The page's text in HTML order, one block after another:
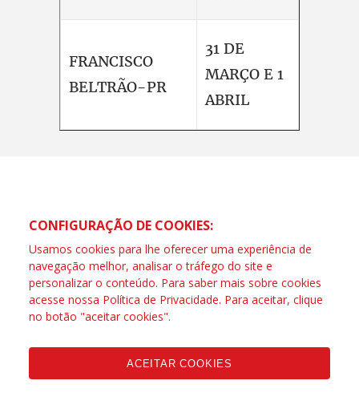
FRANCISCO
BELTRÃO-PR
31 DE
MARÇO E 1
ABRIL
CONFIGURAÇÃO DE COOKIES:
Usamos cookies para lhe oferecer uma experiência de
navegação melhor, analisar o tráfego do site e
personalizar o conteúdo. Para saber mais sobre cookies
acesse nossa Política de Privacidade. Para aceitar, clique
no botão "aceitar cookies".
ACEITAR COOKIES